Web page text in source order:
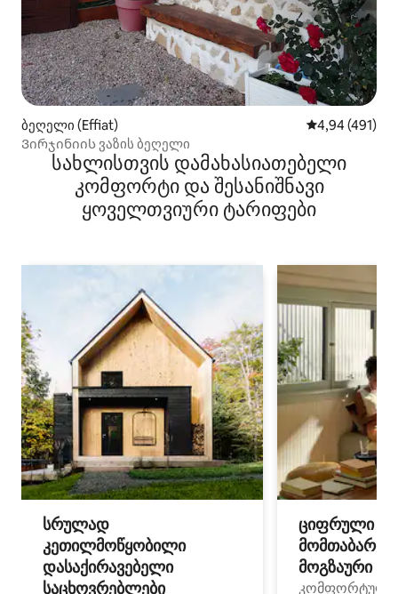
ბეღელი (Effiat) საშუალო
4,94 (491)
Ვირჯინიის ვაზის ბეღელი
სახლისთვის დამახასიათებელი
კომფორტი და შესანიშნავი
ყოველთვიური ტარიფები
სრულად
კეთილმოწყობილი
დასაქირავებელი
საცხოვრებლები
ციფრული
მოგზაური
კომფორტული